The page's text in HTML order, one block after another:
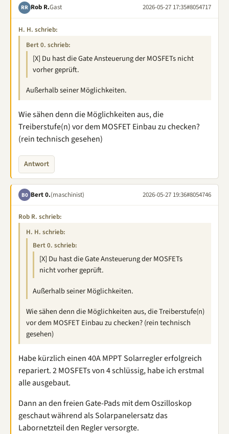
RR Rob R.Gast 2026-05-27 17:35#8054717
H. H. schrieb:
Bert 0. schrieb:
[X] Du hast die Gate Ansteuerung der MOSFETs nicht
vorher geprüft.
Außerhalb seiner Möglichkeiten.
Wie sähen denn die Möglichkeiten aus, die
Treiberstufe(n) vor dem MOSFET Einbau zu checken?
(rein technisch gesehen)
Antwort
B0 Bert 0.(maschinist) 2026-05-27 19:36#8054746
Rob R. schrieb:
H. H. schrieb:
Bert 0. schrieb:
[X] Du hast die Gate Ansteuerung der MOSFETs
nicht vorher geprüft.
Außerhalb seiner Möglichkeiten.
Wie sähen denn die Möglichkeiten aus, die Treiberstufe(n)
vor dem MOSFET Einbau zu checken? (rein technisch
gesehen)
Habe kürzlich einen 40A MPPT Solarregler erfolgreich
repariert. 2 MOSFETs von 4 schlüssig, habe ich erstmal
alle ausgebaut.
Dann an den freien Gate-Pads mit dem Oszilloskop
geschaut während als Solarpanelersatz das
Labornetzteil den Regler versorgte.